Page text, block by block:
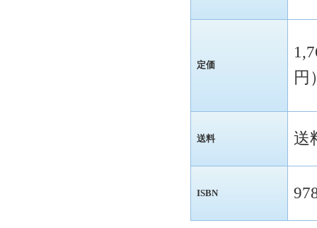
定価
円
送料 送
ISBN